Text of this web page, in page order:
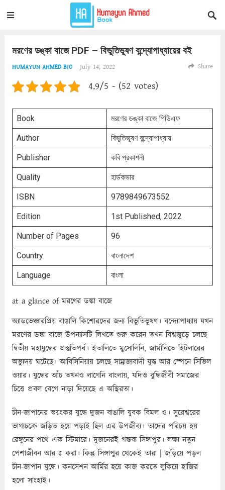
মরণের ডঙ্কা বাজে PDF – বিভূতিভূষণ বন্দ্যোপাধ্যায়ের বই
HUMAYUN AHMED BIO July 14, 2022 Share
4.9/5 - (52 votes)
Book মরণের ডঙ্কা বাজে পিডিএফ
Author বিভূতিভূষণ বন্দ্যোপাধ্যায়
Publisher কবি প্রকাশনী
Quality হার্ডকভার
ISBN 9789849673552
Edition 1st Published, 2022
Number of Pages 96
Country বাংলাদেশ
Language বাংলা
at a glance of মরণের ডঙ্কা বাজে
অ্যাডভেঞ্চারপ্রিয় বাঙালি কিশােরদের জন্য বিভূতিভূষণ। বন্দ্যোপাধ্যায় যখন
মরণের ডঙ্কা বাজে উপন্যাসটি লিখতে শুরু করেন তখন বিশ্বজুড়ে চলছে
দ্বিতীয় মহাযুদ্ধের প্রস্তুতিপর্ব। ইতালিতে মুসােলিনি, জার্মানিতে হিটলারের
অভ্যুদয় ঘটেছে। আবিসিনিয়ায় চলছে সাম্রাজ্যবাদী যুদ্ধ আর স্পেনে সিভিল
ওয়ার। যুদ্ধের আঁচ তখনও লাগেনি বাংলায়, যদিও বুদ্ধিজীবী সমাজের
চিত্তে প্রবল বেগে নাড়া দিয়েছে এ অস্থিরতা।
চীন-জাপানের ভয়ংকর যুদ্ধে দুজন বাঙালি যুবক বিমল ও। সুরেশ্বরের
ভাগ্যচক্রে জড়িত হয়ে পড়াই ছিল এর উপজীব্য। তাদের পরিচয় হয়
রেঙ্গুনের পথে এক স্টিমারে। দুজনেরই গন্তব্য সিঙ্গাপুর। লক্ষ্য নতুন
পেশাজীবন আর ¢ করা। কিন্তু সিঙ্গাপুর থেকেই তারা | জড়িয়ে পড়ল
চীন-জাপান যুদ্ধে। কনসেশন আর্মির হয়ে কাজ করতে লুকিয়ে হাজির
হলাে সাংহাই।